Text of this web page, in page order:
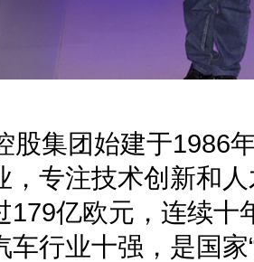
集团始建于1986
，专注技术创新和
179亿欧元，连续
车行业十强，是国家